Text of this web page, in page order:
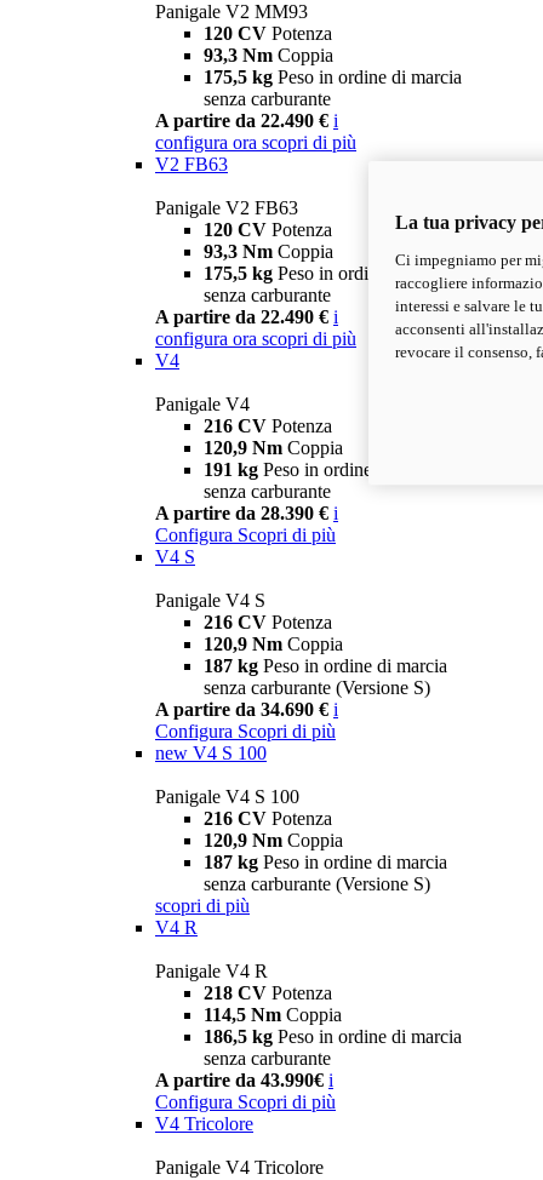
Panigale V2 MM93
120 CV Potenza
93,3 Nm Coppia
175,5 kg Peso in ordine di marcia
senza carburante
A partire da 22.490 € i
configura ora scopri di più
V2 FB63
Panigale V2 FB63
120 CV Potenza
93,3 Nm Coppia
175,5 kg Peso in ordine di marcia
senza carburante
A partire da 22.490 € i
configura ora scopri di più
V4
Panigale V4
216 CV Potenza
120,9 Nm Coppia
191 kg Peso in ordine di marcia
senza carburante
A partire da 28.390 € i
Configura Scopri di più
V4 S
Panigale V4 S
216 CV Potenza
120,9 Nm Coppia
187 kg Peso in ordine di marcia
senza carburante (Versione S)
A partire da 34.690 € i
Configura Scopri di più
new V4 S 100
Panigale V4 S 100
216 CV Potenza
120,9 Nm Coppia
187 kg Peso in ordine di marcia
senza carburante (Versione S)
scopri di più
V4 R
Panigale V4 R
218 CV Potenza
114,5 Nm Coppia
186,5 kg Peso in ordine di marcia
senza carburante
A partire da 43.990€ i
Configura Scopri di più
V4 Tricolore
Panigale V4 Tricolore
La tua privacy
Ci impegniamo per
raccogliere
interessi e salvare le
acconsenti
revocare il consenso,